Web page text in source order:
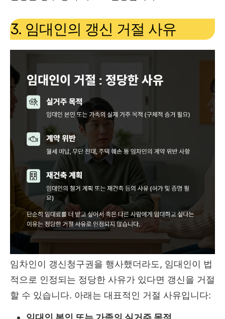
3. 임대인의 갱신 거절 사유
임차인이 갱신청구권을 행사했더라도, 임대인이 법
적으로 인정되는 정당한 사유가 있다면 갱신을 거절
할 수 있습니다. 아래는 대표적인 거절 사유입니다: